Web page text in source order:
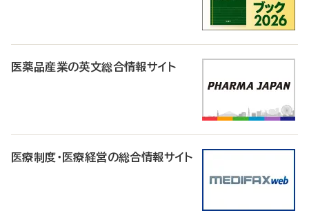
医薬品産業の英文総合情報サイト
医療制度・医療経営の総合情報サイト